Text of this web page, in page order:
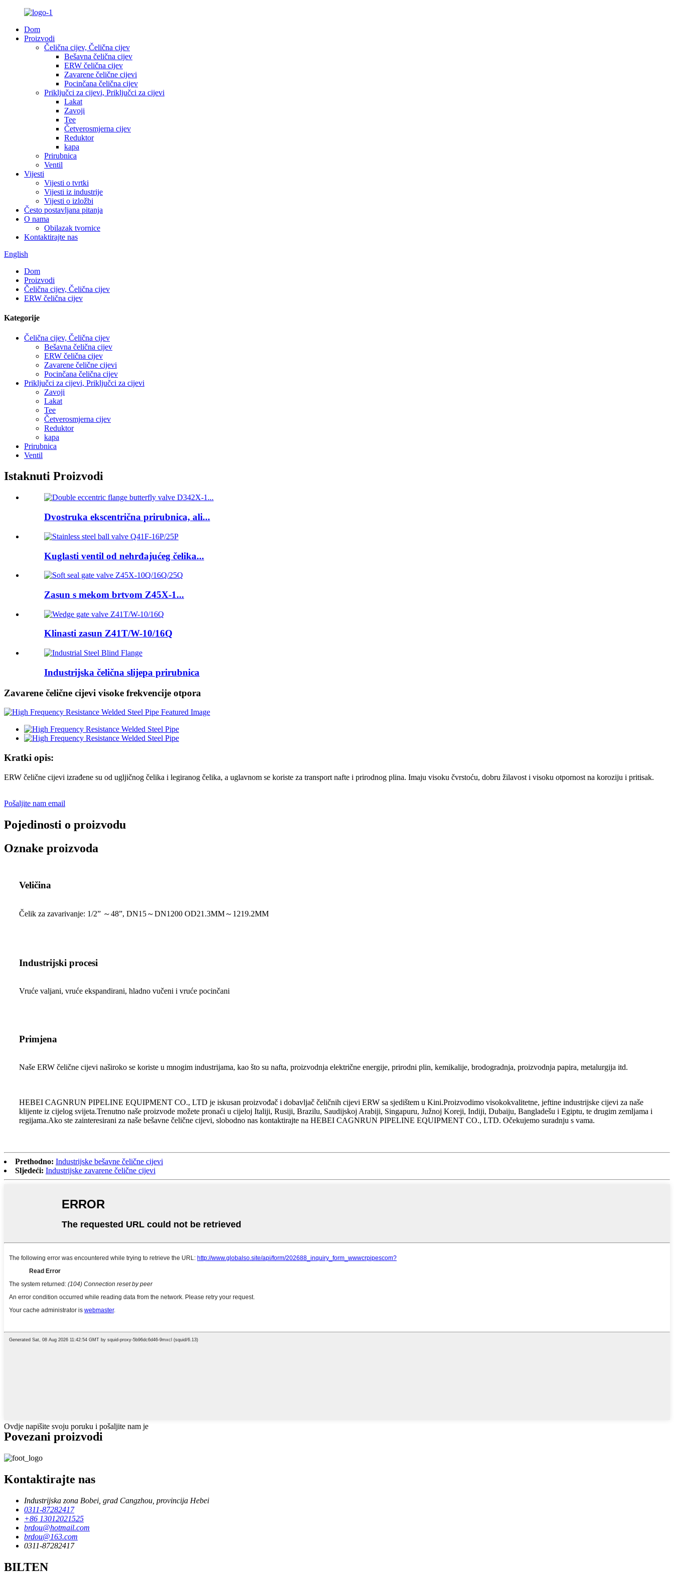
Dom
Proizvodi
Čelična cijev, Čelična cijev
Bešavna čelična cijev
ERW čelična cijev
Zavarene čelične cijevi
Pocinčana čelična cijev
Priključci za cijevi, Priključci za cijevi
Lakat
Zavoji
Tee
Četverosmjerna cijev
Reduktor
kapa
Prirubnica
Ventil
Vijesti
Vijesti o tvrtki
Vijesti iz industrije
Vijesti o izložbi
Često postavljana pitanja
O nama
Obilazak tvornice
Kontaktirajte nas
English
Dom
Proizvodi
Čelična cijev, Čelična cijev
ERW čelična cijev
Kategorije
Čelična cijev, Čelična cijev
Bešavna čelična cijev
ERW čelična cijev
Zavarene čelične cijevi
Pocinčana čelična cijev
Priključci za cijevi, Priključci za cijevi
Zavoji
Lakat
Tee
Četverosmjerna cijev
Reduktor
kapa
Prirubnica
Ventil
Istaknuti Proizvodi
Dvostruka ekscentrična prirubnica, ali...
Kuglasti ventil od nehrđajućeg čelika...
Zasun s mekom brtvom Z45X-1...
Klinasti zasun Z41T/W-10/16Q
Industrijska čelična slijepa prirubnica
Zavarene čelične cijevi visoke frekvencije otpora
Kratki opis:
ERW čelične cijevi izrađene su od ugljičnog čelika i legiranog čelika, a uglavnom se koriste za transport nafte i prirodnog plina. Imaju visoku čvrstoću, dobru žilavost i visoku otpornost na koroziju i pritisak.
Pošaljite nam email
Pojedinosti o proizvodu
Oznake proizvoda
Veličina
Čelik za zavarivanje: 1/2” ～48”, DN15～DN1200 OD21.3MM～1219.2MM
Industrijski procesi
Vruće valjani, vruće ekspandirani, hladno vučeni i vruće pocinčani
Primjena
Naše ERW čelične cijevi naširoko se koriste u mnogim industrijama, kao što su nafta, proizvodnja električne energije, prirodni plin, kemikalije, brodogradnja, proizvodnja papira, metalurgija itd.
HEBEI CAGNRUN PIPELINE EQUIPMENT CO., LTD je iskusan proizvođač i dobavljač čeličnih cijevi ERW sa sjedištem u Kini.Proizvodimo visokokvalitetne, jeftine industrijske cijevi za naše
klijente iz cijelog svijeta.Trenutno naše proizvode možete pronaći u cijeloj Italiji, Rusiji, Brazilu, Saudijskoj Arabiji, Singapuru, Južnoj Koreji, Indiji, Dubaiju, Bangladešu i Egiptu, te drugim zemljama i
regijama.Ako ste zainteresirani za naše bešavne čelične cijevi, slobodno nas kontaktirajte na HEBEI CAGNRUN PIPELINE EQUIPMENT CO., LTD. Očekujemo suradnju s vama.
Prethodno: Industrijske bešavne čelične cijevi
Sljedeći: Industrijske zavarene čelične cijevi
Ovdje napišite svoju poruku i pošaljite nam je
Povezani proizvodi
Kontaktirajte nas
Industrijska zona Bobei, grad Cangzhou, provincija Hebei
0311-87282417
+86 13012021525
brdou@hotmail.com
brdou@163.com
0311-87282417
BILTEN